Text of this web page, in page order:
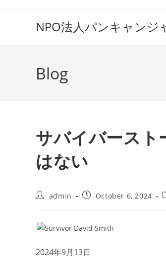
NPO法人パンキャンジ
Blog
サバイバースト
はない
Postadmin
PostOctober 6, 2024
2024年9月13日